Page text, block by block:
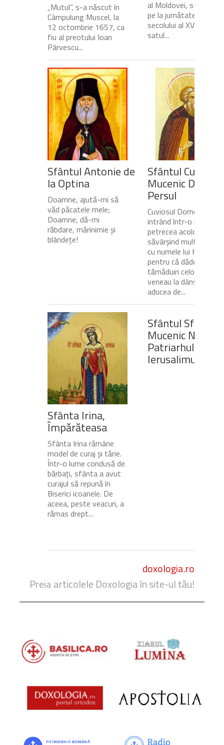
„Mutul”, s-a născut în
Câmpulung Muscel, la
12 octombrie 1657, ca
fiu al preotului Ioan
Pârvescu...
al Moldovei, s-a
pe la jumătatea
secolului al XVII-lea, în
satul...
Sfântul Antonie de
la Optina
Doamne, ajută-mi să
văd păcatele mele;
Doamne, dă-mi
răbdare, mărinimie şi
blândeţe!
Sfântul Cuvios
Mucenic
Persul
Cuviosul Dometie
intrând într-o peșteră,
petrecea acolo
săvârșind multe minuni
cu numele lui Hristos,
pentru că dădea
tămăduiri celor ce
veneau la dânsul și îi
aducea de...
Sfânta Irina,
Împărăteasa
Sfânta Irina rămâne
model de curaj și tărie.
Într-o lume condusă de
bărbați, sfânta a avut
curajul să repună în
Biserici icoanele. De
aceea, peste veacuri, a
rămas drept...
Sfântul Sfinţit
Mucenic Narcis,
Patriarhul
Ierusalimului
doxologia.ro
Preia articolele Doxologia în site-ul tău!